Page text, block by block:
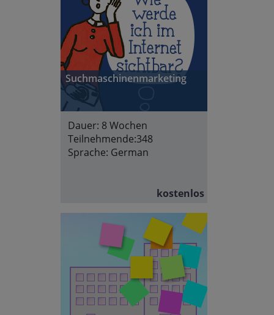
Suchmaschinenmarketing
Dauer: 8 Wochen
Teilnehmende:348
Sprache: German
kostenlos